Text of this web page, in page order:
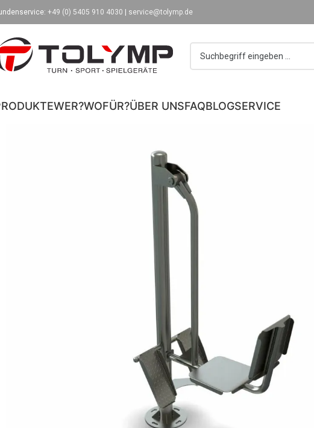
+49 (0) 5405 910 4030 service@tolymp.de
WER?WOFÜR?ÜBER UNSFAQBLOGSERVICE